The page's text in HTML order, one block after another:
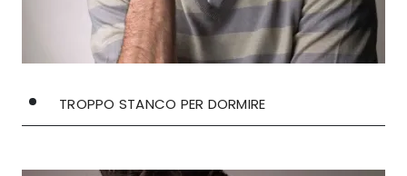
TROPPO STANCO PER DORMIRE